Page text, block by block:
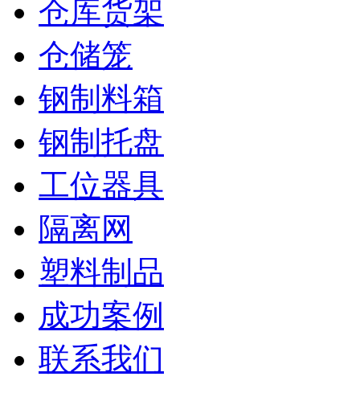
仓库货架
仓储笼
钢制料箱
钢制托盘
工位器具
隔离网
塑料制品
成功案例
联系我们